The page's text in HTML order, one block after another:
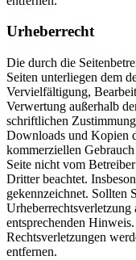
Urheberrecht
Die durch die
Seiten unterliegen dem
Vervielfältigung,
Verwertung außerhalb
schriftlichen
Downloads und Kopien
kommerziellen
Seite nicht vom
Dritter beachtet.
gekennzeichnet. Sollten
entsprechenden
Rechtsverletzungen
entfernen.